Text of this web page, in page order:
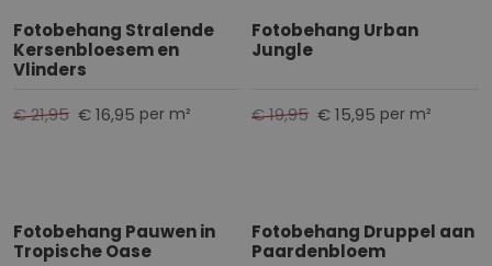
Fotobehang Stralende
Kersenbloesem en
Vlinders
€ 16,95 per m²
€ 21,95
Fotobehang Urban
Jungle
€ 15,95 per m²
€ 19,95
Fotobehang Pauwen in
Tropische Oase
Fotobehang Druppel aan
Paardenbloem